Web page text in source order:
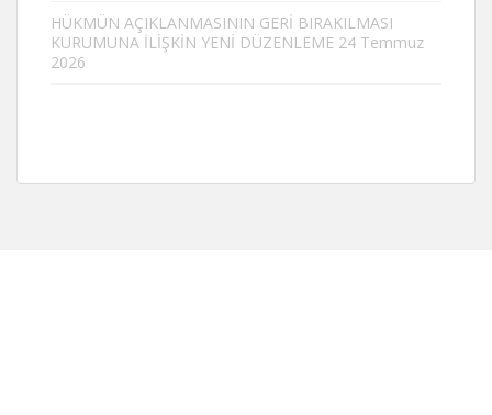
HÜKMÜN AÇIKLANMASININ GERİ BIRAKILMASI
KURUMUNA İLİŞKİN YENİ DÜZENLEME 24 Temmuz
2026